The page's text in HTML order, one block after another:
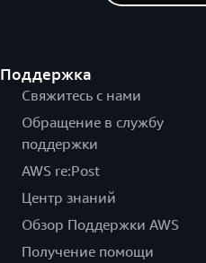
Поддержка
Свяжитесь с нами
Обращение в службу
поддержки
AWS re:Post
Центр знаний
Обзор Поддержки AWS
Получение помощи